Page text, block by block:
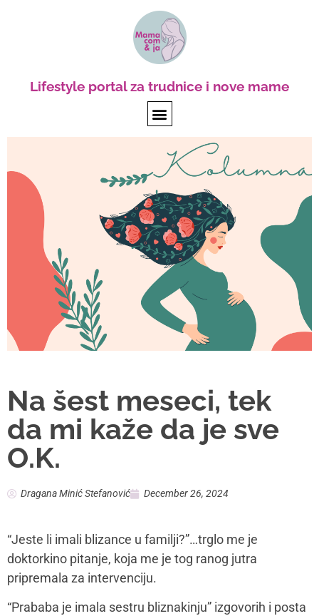
Lifestyle portal za trudnice i nove mame
Na šest meseci, tek
da mi kaže da je sve
O.K.
Dragana Minić Stefanović December 26, 2024
“Jeste li imali blizance u familji?”…trglo me je
doktorkino pitanje, koja me je tog ranog jutra
pripremala za intervenciju.
“Prababa je imala sestru bliznakinju” izgovorih i posta